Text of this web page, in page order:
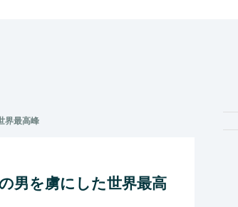
界最高峰
男を虜にした世界最高